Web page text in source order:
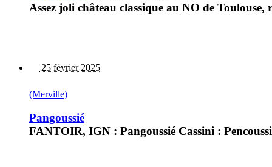
Assez joli château classique au NO de
25 février 2025
(Merville)
Pangoussié
FANTOIR, IGN : Pangoussié Cassini :